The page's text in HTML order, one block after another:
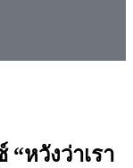
หวังว่าเรา